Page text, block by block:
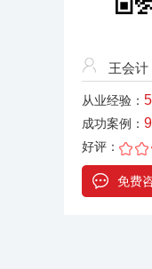
王会计
从业经验： 5
成功案例：
好评：
免费